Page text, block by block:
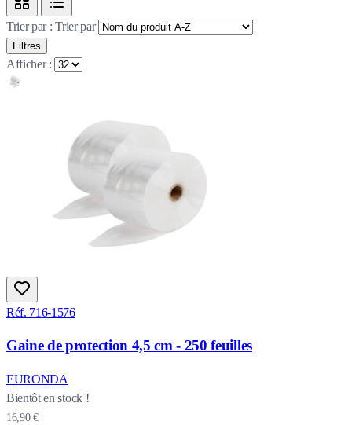
Trier par :Trier par
Filtres
Afficher :
Réf. 716-1576
Gaine de protection 4,5 cm - 250 feuilles
EURONDA
Bientôt en stock !
16,90 €